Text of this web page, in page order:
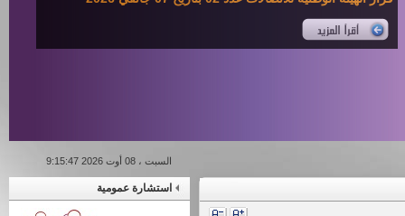
السبت ، 08 أوت 2026 9:15:47
استشارة عمومية